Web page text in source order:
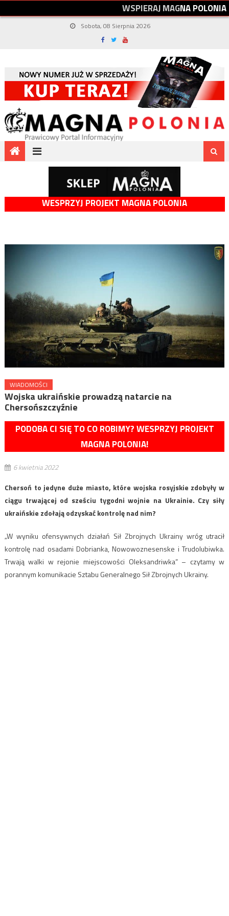
WSPIERAJMAGNAPOLONIA
Sobota, 08 Sierpnia 2026
WESPRZYJ PROJEKT MAGNA POLONIA
WIADOMOŚCI
Wojska ukraińskie prowadzą natarcie na
Chersońszczyźnie
PODOBA CI SIĘ TO CO ROBIMY? WESPRZYJ PROJEKT
MAGNA POLONIA!
6 kwietnia 2022
Chersoń to jedyne duże miasto, które wojska rosyjskie zdobyły w
ciągu trwającej od sześciu tygodni wojnie na Ukrainie. Czy siły
ukraińskie zdołają odzyskać kontrolę nad nim?
„W wyniku ofensywnych działań Sił Zbrojnych Ukrainy wróg utracił
kontrolę nad osadami Dobrianka, Nowowoznesenske i Trudolubiwka.
Trwają walki w rejonie miejscowości Oleksandriwka” – czytamy w
porannym komunikacie Sztabu Generalnego Sił Zbrojnych Ukrainy.